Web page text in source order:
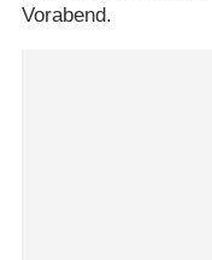
Vorabend.